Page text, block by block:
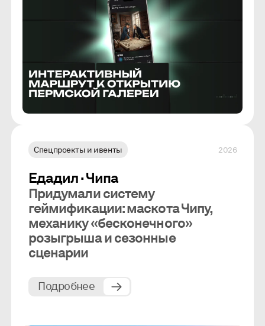
Спецпроекты и ивенты 2026
Едадил · Чипа
Придумали систему
геймификации: маскота Чипу,
механику «бесконечного»
розыгрыша и сезонные
сценарии
Подробнее